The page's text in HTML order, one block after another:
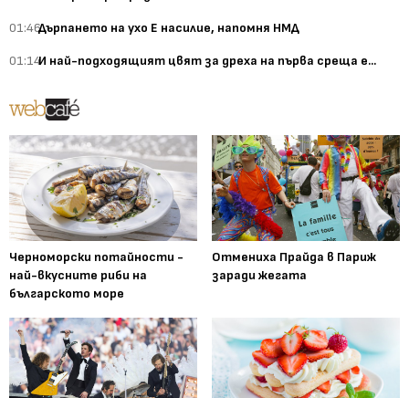
01:46Дърпането на ухо Е насилие, напомня НМД
01:14И най-подходящият цвят за дреха на първа среща е...
Черноморски потайности -
най-вкусните риби на
българското море
Отмениха Прайда в Париж
заради жегата